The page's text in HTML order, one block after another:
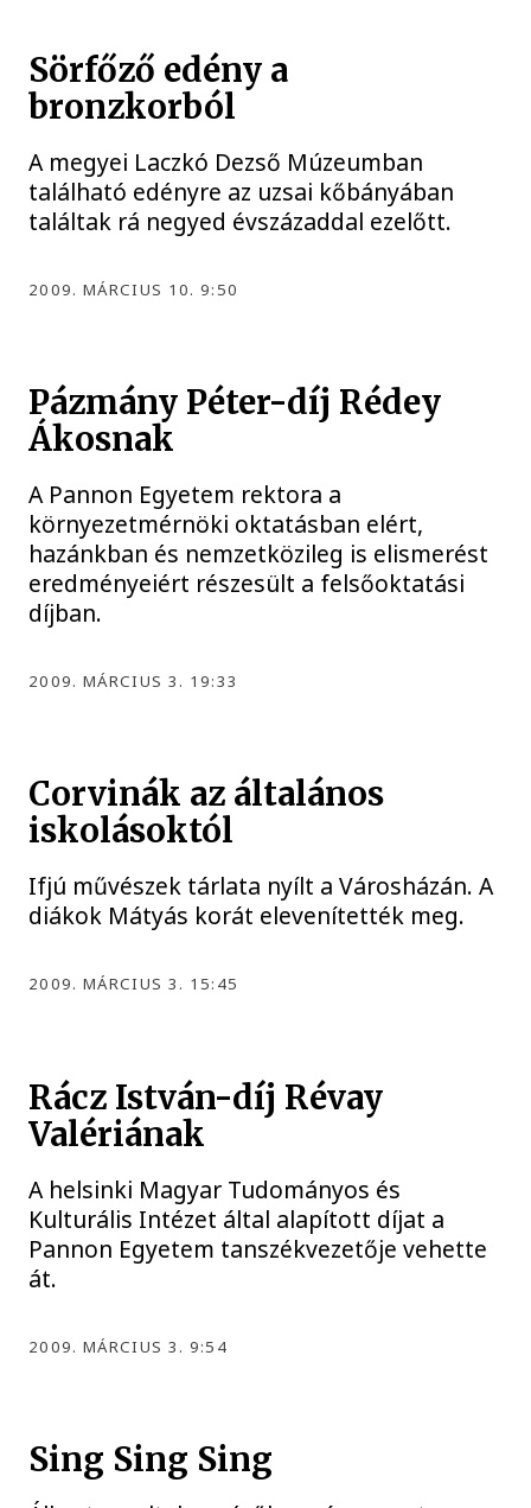
Sörfőző edény a
bronzkorból
A megyei Laczkó Dezső Múzeumban
található edényre az uzsai kőbányában
találtak rá negyed évszázaddal ezelőtt.
2009. MÁRCIUS 10. 9:50
Pázmány Péter-díj Rédey
Ákosnak
A Pannon Egyetem rektora a
környezetmérnöki oktatásban elért,
hazánkban és nemzetközileg is elismerést
eredményeiért részesült a felsőoktatási
díjban.
2009. MÁRCIUS 3. 19:33
Corvinák az általános
iskolásoktól
Ifjú művészek tárlata nyílt a Városházán. A
diákok Mátyás korát elevenítették meg.
2009. MÁRCIUS 3. 15:45
Rácz István-díj Révay
Valériának
A helsinki Magyar Tudományos és
Kulturális Intézet által alapított díjat a
Pannon Egyetem tanszékvezetője vehette
át.
2009. MÁRCIUS 3. 9:54
Sing Sing Sing